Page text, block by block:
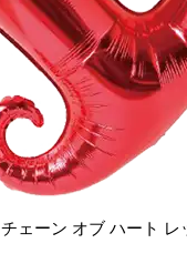
チェーン オブ ハート レ